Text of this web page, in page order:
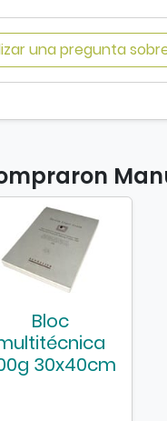
una pregunta
Bloc
30x40cm